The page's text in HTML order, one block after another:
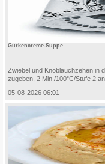
Gurkencreme-Suppe
Zwiebel und Knoblauchzehen in
zugeben, 2 Min./100°C/Stufe 2
05-08-2026 06:01